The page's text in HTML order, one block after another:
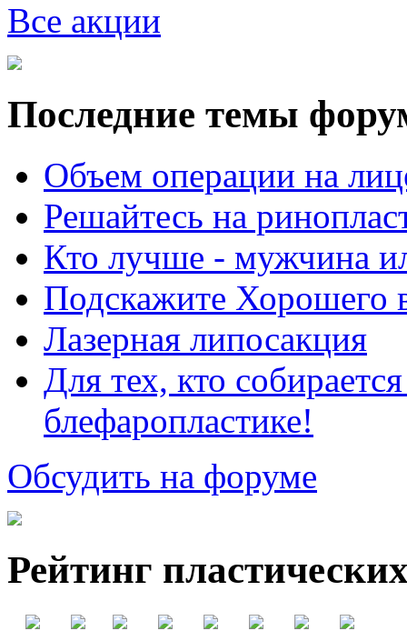
Все акции
Последние темы
Объем операции на
Решайтесь на
Кто лучше - мужчина
Подскажите Хорошего
Лазерная липосакция
Для тех, кто
блефаропластике!
Обсудить на форуме
Рейтинг